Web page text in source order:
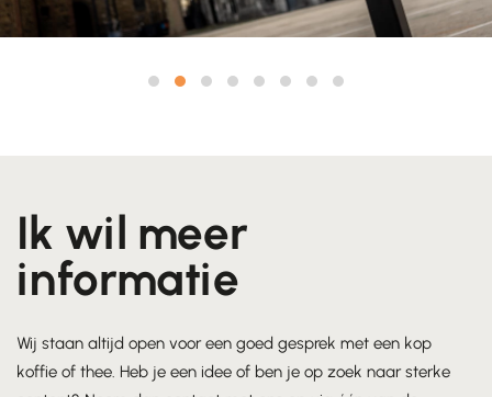
Ik wil meer
informatie
Wij staan altijd open voor een goed gesprek met een kop
koffie of thee. Heb je een idee of ben je op zoek naar sterke